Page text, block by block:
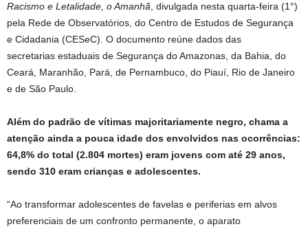
Racismo e Letalidade, o Amanhã , divulgada nesta quarta-feira (1°)
pela Rede de Observatórios, do Centro de Estudos de Segurança
e Cidadania (CESeC). O documento reúne dados das
secretarias estaduais de Segurança do Amazonas, da Bahia, do
Ceará, Maranhão, Pará, de Pernambuco, do Piauí, Rio de Janeiro
e de São Paulo.
Além do padrão de vítimas majoritariamente negro, chama a
atenção ainda a pouca idade dos envolvidos nas ocorrências:
64,8% do total (2.804 mortes) eram jovens com até 29 anos,
sendo 310 eram crianças e adolescentes.
“Ao transformar adolescentes de favelas e periferias em alvos
preferenciais de um confronto permanente, o aparato